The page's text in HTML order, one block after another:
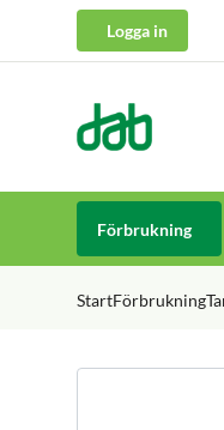
Logga in
DAB Dental
Förbrukning
StartFörbrukning